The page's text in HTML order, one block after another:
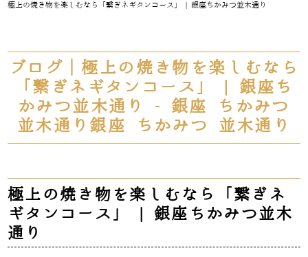
極上の焼き物を楽しむなら「繋ぎネギタンコース」 | 銀座ちかみつ並木通り
ブログ｜極上の焼き物を楽しむなら
「繋ぎネギタンコース」 | 銀座ち
かみつ並木通り - 銀座 ちかみつ
並木通り銀座 ちかみつ 並木通り
極上の焼き物を楽しむなら「繋ぎネ
ギタンコース」 | 銀座ちかみつ並木
通り